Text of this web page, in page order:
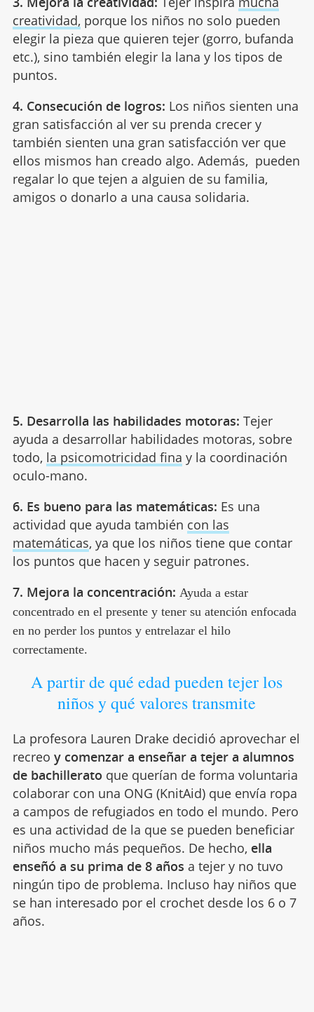
creatividad, porque los niños no solo pueden
elegir la pieza que quieren tejer (gorro, bufanda
etc.), sino también elegir la lana y los tipos de
puntos.
4. Consecución de logros: Los niños sienten una
gran satisfacción al ver su prenda crecer y
también sienten una gran satisfacción ver que
ellos mismos han creado algo. Además, pueden
regalar lo que tejen a alguien de su familia,
amigos o donarlo a una causa solidaria.
5. Desarrolla las habilidades motoras: Tejer
ayuda a desarrollar habilidades motoras, sobre
todo, la psicomotricidad fina y la coordinación
oculo-mano.
6. Es bueno para las matemáticas: Es una
actividad que ayuda también con las
matemáticas, ya que los niños tiene que contar
los puntos que hacen y seguir patrones.
7. Mejora la concentración: Ayuda a estar
concentrado en el presente y tener su atención enfocada
en no perder los puntos y entrelazar el hilo
correctamente.
A partir de qué edad pueden tejer los
niños y qué valores transmite
La profesora Lauren Drake decidió aprovechar el
recreo y comenzar a enseñar a tejer a alumnos
de bachillerato que querían de forma voluntaria
colaborar con una ONG (KnitAid) que envía ropa
a campos de refugiados en todo el mundo. Pero
es una actividad de la que se pueden beneficiar
niños mucho más pequeños. De hecho, ella
enseñó a su prima de 8 años a tejer y no tuvo
ningún tipo de problema. Incluso hay niños que
se han interesado por el crochet desde los 6 o 7
años.